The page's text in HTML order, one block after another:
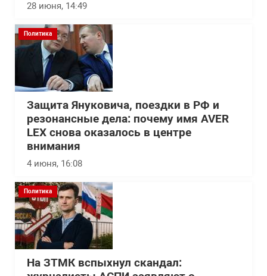
28 июня, 14:49
Политика
Защита Януковича, поездки в РФ и
резонансные дела: почему имя AVER
LEX снова оказалось в центре
внимания
4 июня, 16:08
Политика
На ЗТМК вспыхнул скандал: